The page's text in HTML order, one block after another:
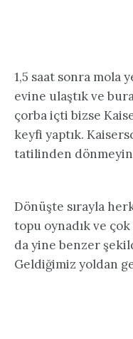
1,5 saat sonra mola
evine ulaştık ve
çorba içti bizse
keyfi yaptık.
tatilinden dönmeyin
Dönüşte sırayla
topu oynadık ve
da yine benzer
Geldiğimiz yoldan